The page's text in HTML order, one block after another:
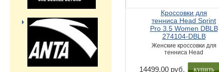
Кроссовки для
тенниса Head Sprint
Pro 3.5 Women DBLB
274104-DBLB
Женские кроссовки для
тенниса Head
14499,00 руб. купить